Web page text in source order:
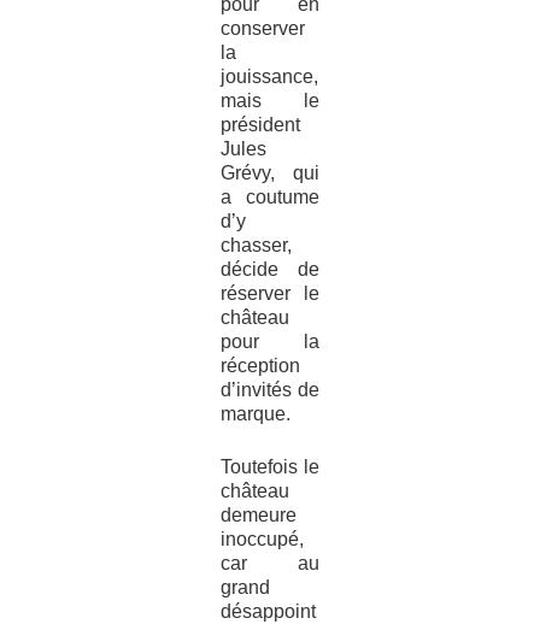
pour en
conserver
la
jouissance,
mais le
président
Jules
Grévy, qui
a coutume
d’y
chasser,
décide de
réserver le
château
pour la
réception
d’invités de
marque.
Toutefois le
château
demeure
inoccupé,
car au
grand
désappoint